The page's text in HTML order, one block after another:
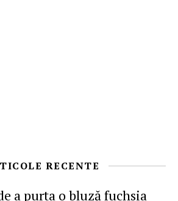
RECENTE
a purta o bluză fuchsia